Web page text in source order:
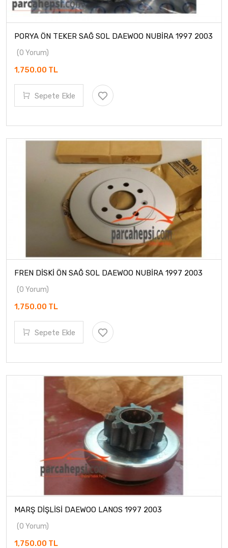
PORYA ÖN TEKER SAĞ SOL DAEWOO NUBİRA 1997 2003
(0 Yorum)
1,750.00 TL
Sepete Ekle
FREN DİSKİ ÖN SAĞ SOL DAEWOO NUBİRA 1997 2003
(0 Yorum)
1,750.00 TL
Sepete Ekle
MARŞ DİŞLİSİ DAEWOO LANOS 1997 2003
(0 Yorum)
1,750.00 TL